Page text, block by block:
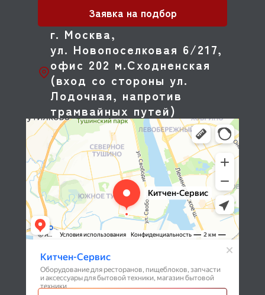
г. Москва,
ул. Новопоселковая 6/217,
офис 202 м.Сходненская
(вход со стороны ул.
Лодочная, напротив
трамвайных путей)
Заявка на подбор